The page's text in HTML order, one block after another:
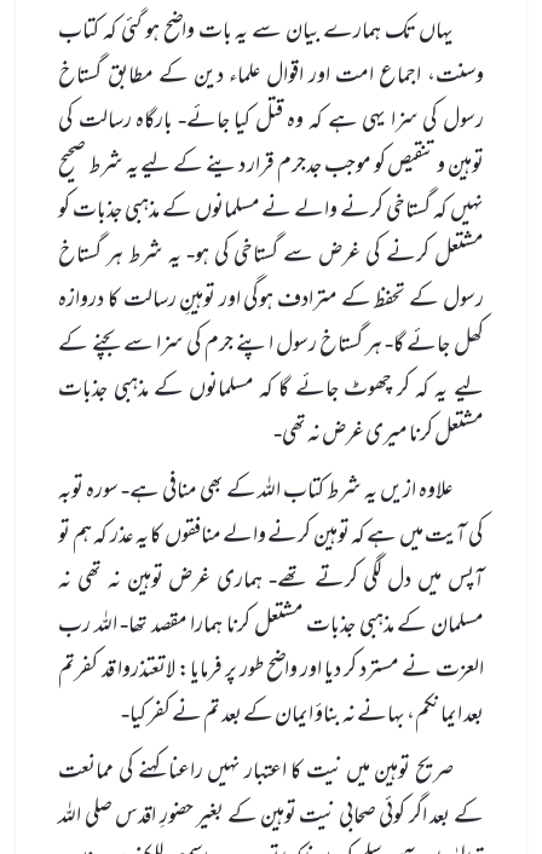
یہاں تک ہمارے بیان سے یہ بات واضح ہو گئی کہ کتاب
وسنت، اجماع امت اور اقوال علماء دین کے مطابق گستاخ
رسول کی سزا یہی ہے کہ وہ قتل کیا جائے- بارگاہ رسالت کی
توہین و تنقیص کو موجب جدجرم قرار دینے کے لیے یہ شرط صحیح
نہیں کہ گستاخی کرنے والے نے مسلمانوں کے مذہبی جذبات کو
مشتعل کرنے کی غرض سے گستاخی کی ہو- یہ شرط ہر گستاخ
رسول کے تحفظ کے مترادف ہوگی اور توہینِ رسالت کا دروازہ
کھل جائے گا- ہر گستاخ رسول اپنے جرم کی سزا سے بچنے کے
لیے یہ کہ کر چھوٹ جائے گا کہ مسلمانوں کے مذہبی جذبات
مشتعل کرنا میری غرض نہ تھی-
علاوہ ازیں یہ شرط کتاب الله کے بھی منافی ہے- سورہ توبہ
کی آیت میں ہے کہ توہین کرنے والے منافقوں کا یہ عذر کہ ہم تو
آپس میں دل لگی کرتے تھے- ہماری غرض توہین نہ تھی نہ
مسلمان کے مذہبی جذبات مشتعل کرنا ہمارا مقصد تھا- الله رب
العزت نے مسترد کر دیا اور واضح طور پر فرمایا: لاتعتذروا قد کفرتم
بعد ایمانکم، بہانے نہ بناؤ ایمان کے بعد تم نے کفر کیا-
صریح توہین میں نیت کا اعتبار نہیں راعنا کہنے کی ممانعت
کے بعد اگر کوئی صحابی نیت توہین کے بغیر حضورِ اقدس صلی الله